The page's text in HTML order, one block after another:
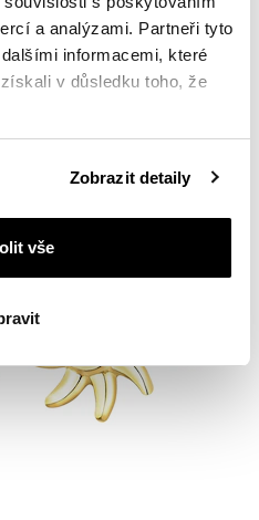
a analýzami. Partneři tyto
informacemi, které
v důsledku toho, že
ochrany osobních údajů
Zobrazit detaily
vše
- slunce